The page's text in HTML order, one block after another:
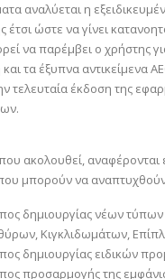
αναλύεται η
έτσι ώστε να γίνει
να παρέμβει ο χρήστης
τα έξυπνα αντικείμενα
τελευταία έκδοση της
ακολουθεί, αναφέρονται
μπορούν να
δημιουργίας νέων
Κιγκλιδωμάτων,
δημιουργίας ειδικών
προσαρμογής της